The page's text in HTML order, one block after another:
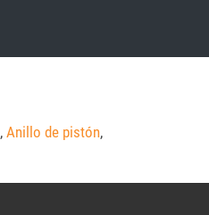
, Anillo de pistón,